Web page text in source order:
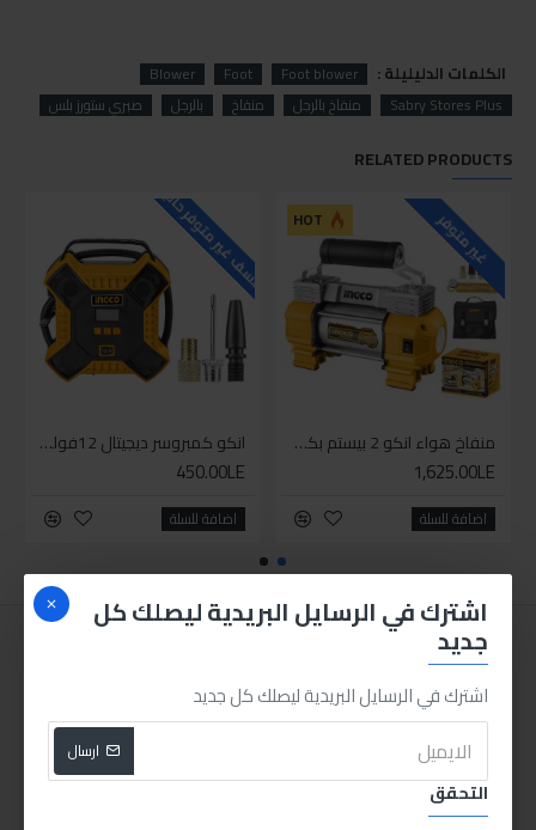
اشترك في الرسايل البريدية ليصلك كل
جديد
اشترك في الرسايل البريدية ليصلك كل جديد
ارسال
التحقق
الكلمات الدليليلة : Foot blower
Foot
Blower
Sabry Stores Plus
منفاخ بالرجل منفاخ بالرجل صبري ستورز بلس
RELATED PRODUCTS
HOT غير متوفر
منفاخ هواء انكو 2 بيستم بكشاف
1,625.00LE
اضافة للسلة
للاسف غير متوفر حاليا
انكو كمبروسر ديجيتال 12فولت 1بستم
450.00LE
اضافة للسلة